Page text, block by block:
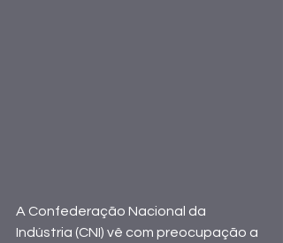
A Confederação Nacional da
Indústria (CNI) vê com preocupação a